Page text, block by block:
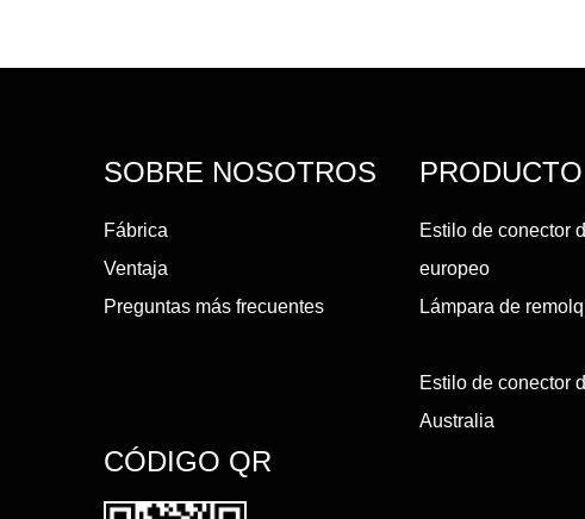
SOBRE NOSOTROS
Fábrica
Ventaja
Preguntas más frecuentes
PRODUCTO
Estilo de conector
europeo
Lámpara de
Estilo de conector
Australia
CÓDIGO QR